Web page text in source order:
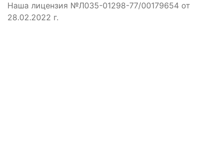
Наша лицензия №Л035-01298-77/00179654 от
28.02.2022 г.